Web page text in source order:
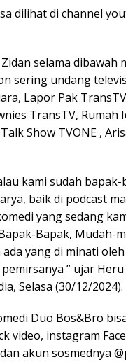
dilihat di channel
selama dibawah
sering undang
Lapor Pak
TransTV, Rumah
Show TVONE ,
kami sudah
baik di podcast
yang sedang
Bapak, Mudah-
yang di minati
” ujar
Selasa (30/12/2024).
Duo Bos&Bro
video, instagram
akun sosmednya